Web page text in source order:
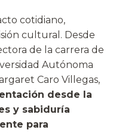
cotidiano,
cultural. Desde
de la carrera de
Autónoma
Caro Villegas,
desde la
y sabiduría
para